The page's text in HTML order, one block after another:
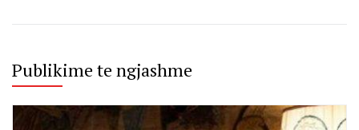
Publikime te ngjashme